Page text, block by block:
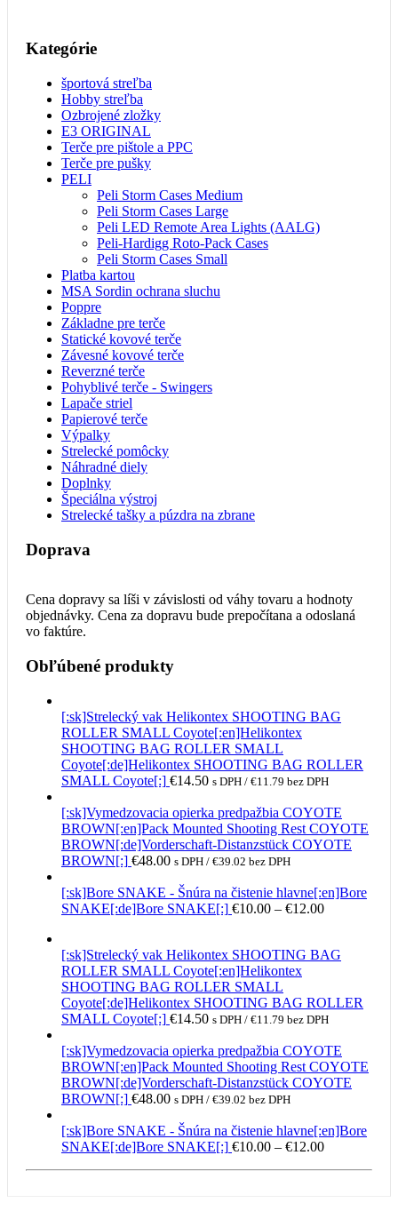
Kategórie
športová streľba
Hobby streľba
Ozbrojené zložky
E3 ORIGINAL
Terče pre pištole a PPC
Terče pre pušky
PELI
Peli Storm Cases Medium
Peli Storm Cases Large
Peli LED Remote Area Lights (AALG)
Peli-Hardigg Roto-Pack Cases
Peli Storm Cases Small
Platba kartou
MSA Sordin ochrana sluchu
Poppre
Základne pre terče
Statické kovové terče
Závesné kovové terče
Reverzné terče
Pohyblivé terče - Swingers
Lapače striel
Papierové terče
Výpalky
Strelecké pomôcky
Náhradné diely
Doplnky
Špeciálna výstroj
Strelecké tašky a púzdra na zbrane
Doprava
Cena dopravy sa líši v závislosti od váhy tovaru a hodnoty
objednávky. Cena za dopravu bude prepočítana a odoslaná
vo faktúre.
Obľúbené produkty
[:sk]Strelecký vak Helikontex SHOOTING BAG
ROLLER SMALL Coyote[:en]Helikontex
SHOOTING BAG ROLLER SMALL
Coyote[:de]Helikontex SHOOTING BAG ROLLER
SMALL Coyote[:] €14.50 s DPH / €11.79 bez DPH
[:sk]Vymedzovacia opierka predpažbia COYOTE
BROWN[:en]Pack Mounted Shooting Rest COYOTE
BROWN[:de]Vorderschaft-Distanzstück COYOTE
BROWN[:] €48.00 s DPH / €39.02 bez DPH
[:sk]Bore SNAKE - Šnúra na čistenie hlavne[:en]Bore
SNAKE[:de]Bore SNAKE[:] €10.00 – €12.00Price
through
[:sk]Strelecký vak Helikontex SHOOTING BAG
ROLLER SMALL Coyote[:en]Helikontex
SHOOTING BAG ROLLER SMALL
Coyote[:de]Helikontex SHOOTING BAG ROLLER
SMALL Coyote[:] €14.50 s DPH / €11.79 bez DPH
[:sk]Vymedzovacia opierka predpažbia COYOTE
BROWN[:en]Pack Mounted Shooting Rest COYOTE
BROWN[:de]Vorderschaft-Distanzstück COYOTE
BROWN[:] €48.00 s DPH / €39.02 bez DPH
[:sk]Bore SNAKE - Šnúra na čistenie hlavne[:en]Bore
SNAKE[:de]Bore SNAKE[:] €10.00 – €12.00Price